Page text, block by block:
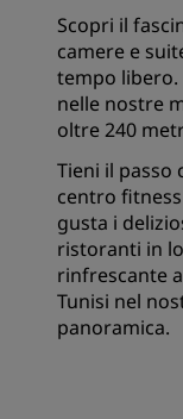
Scopri il
camere e
tempo libero.
nelle nostre
oltre 240
Tieni il passo
centro
gusta i
ristoranti in
rinfrescante
Tunisi nel
panoramica.